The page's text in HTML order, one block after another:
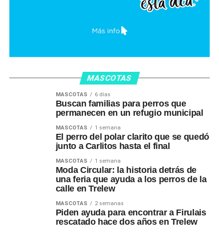
MASCOTAS
MASCOTAS 6 días
Buscan familias para perros que
permanecen en un refugio municipal
MASCOTAS 1 semana
El perro del polar clarito que se quedó
junto a Carlitos hasta el final
MASCOTAS 1 semana
Moda Circular: la historia detrás de
una feria que ayuda a los perros de la
calle en Trelew
MASCOTAS 2 semanas
Piden ayuda para encontrar a Firulais
rescatado hace dos años en Trelew